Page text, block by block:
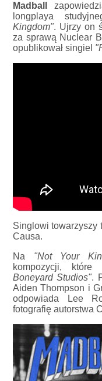
Madball
longplaya
Kingdom". Ujrzy on
za sprawą Nuclear
opublikował singiel
Singlowi towarzyszy
Causa.
Na "Not Your
kompozycji,
Boneyard Studios".
Aiden Thompson i
odpowiada Lee
fotografię autorstwa